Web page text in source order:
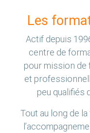
Les
Actif depuis
centre de
pour mission de
et
peu qualifiés
Tout au long de